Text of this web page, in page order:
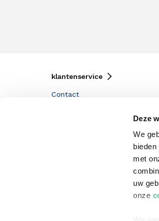
Deze
We
met
uw
onze
klantenservice
Contact
Annuleren & Retourneren
Zakelijk boeken bestellen